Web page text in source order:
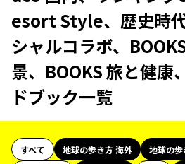
esort Style、歴史時
シャルコラボ、
景、BOOKS 旅と健康
ドブック一覧
すべて 地球の歩き方 海外
地球の歩